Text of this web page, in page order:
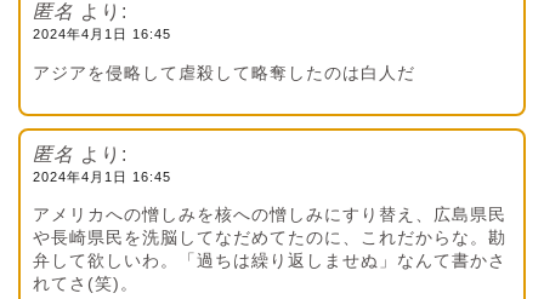
匿名 より:
2024年4月1日 16:45
アジアを侵略して虐殺して略奪したのは白人だ
匿名 より:
2024年4月1日 16:45
アメリカへの憎しみを核への憎しみにすり替え、広島県民
や長崎県民を洗脳してなだめてたのに、これだからな。勘
弁して欲しいわ。「過ちは繰り返しませぬ」なんて書かさ
れてさ(笑)。